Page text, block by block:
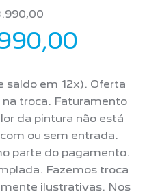
saldo em 12x). Oferta
troca. Faturamento
da pintura não está
ou sem entrada.
parte do pagamento.
Fazemos troca
ilustrativas. Nos